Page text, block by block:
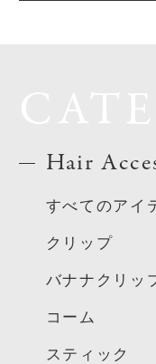
Hair
すべてのアイ
クリップ
バナナクリッ
コーム
スティック